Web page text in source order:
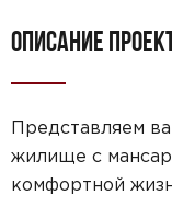
ОПИСАНИЕ
Представляем
жилище с
комфортной